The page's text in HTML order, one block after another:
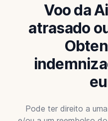
Voo da
atrasado
Pode ter direito a